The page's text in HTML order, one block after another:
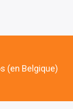
(en Belgique)